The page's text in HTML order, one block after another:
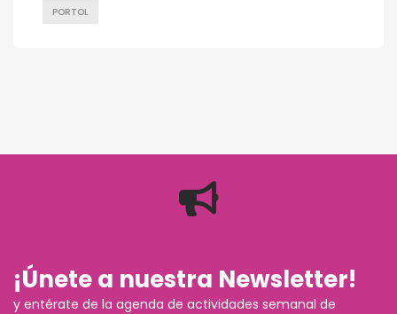
PORTOL
¡Únete a nuestra Newsletter!
y entérate de la agenda de actividades semanal de